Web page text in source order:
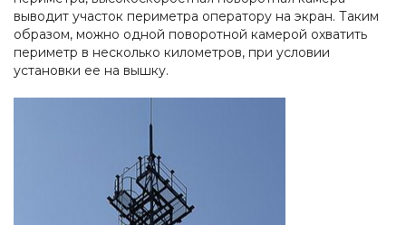
выводит участок периметра оператору на экран. Таким
образом, можно одной поворотной камерой охватить
периметр в несколько километров, при условии
установки ее на вышку.